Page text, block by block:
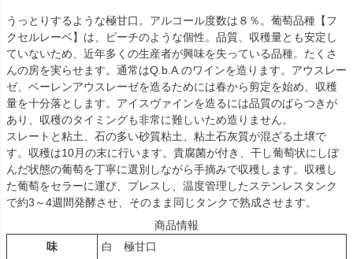
うっとりするような極甘口。アルコール度数は８％。葡萄品種【フ
クセルレーベ】は、ピーチのような個性。品質、収穫量とも安定し
ていないため、近年多くの生産者が興味を失っている品種。たくさ
んの房を実らせます。通常はQ.b.A.のワインを造ります。アウスレー
ゼ、ベーレンアウスレーゼを造るためには春から剪定を始め、収穫
量を十分落とします。アイスヴァインを造るには品質のばらつきが
あり、収穫のタイミングも非常に難しいため造りません。
スレートと粘土、石の多い砂質粘土、粘土石灰質が混ざる土壌で
す。収穫は10月の末に行います。貴腐菌が付き、干し葡萄状にしぼ
んだ状態の葡萄を丁寧に選別しながら手摘みで収穫します。収穫し
た葡萄をセラーに運び、プレスし、温度管理したステンレスタンク
で約3～4週間発酵させ、そのまま同じタンクで熟成させます。
商品情報
味
白 極甘口